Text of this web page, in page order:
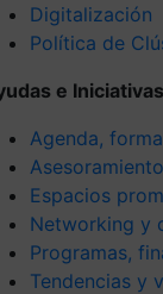
Digitalización
Política de
e Iniciativas
Agenda,
Espacios
Networking y
Programas,
Tendencias y